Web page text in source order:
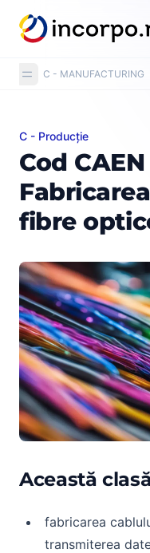
principal
C - MANUFACTURING
Cod CAEN 2731:
C - Producție
Cod CAEN
fibre
Această
fabricarea
transmiterea